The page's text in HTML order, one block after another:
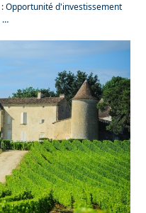
Opportunité d'investissement
…